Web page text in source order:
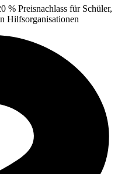
% Preisnachlass für Schüler,
Hilfsorganisationen